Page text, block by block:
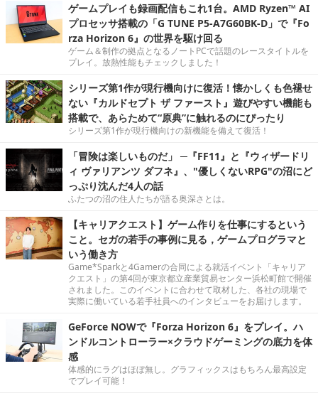
ゲームプレイも録画配信もこれ1台。AMD Ryzen™ AI
プロセッサ搭載の「G TUNE P5-A7G60BK-D」で『Fo
rza Horizon 6』の世界を駆け回る
ゲーム＆制作の拠点となるノートPCで話題のレースタイトルを
プレイ。放熱性能もチェックしました！
シリーズ第1作が現行機向けに復活！懐かしくも色褪せ
ない『カルドセプト ザ ファースト』遊びやすい機能も
搭載で、あらためて“原典”に触れるのにぴったり
シリーズ第1作が現行機向けの新機能を備えて復活！
「冒険は楽しいものだ」 ─『FF11』と『ウィザードリ
ィ ヴァリアンツ ダフネ』、"優しくないRPG"の沼にど
っぷり沈んだ4人の話
ふたつの沼の住人たちが語る奥深さとは。
【キャリアクエスト】ゲーム作りを仕事にするという
こと。セガの若手の事例に見る，ゲームプログラマと
いう働き方
Game*Sparkと4Gamerの合同による就活イベント「キャリア
クエスト」の第4回が東京都立産業貿易センター浜松町館で開催
されました。このイベントに合わせて取材した、各社の現場で
実際に働いている若手社員へのインタビューをお届けします。
GeForce NOWで『Forza Horizon 6』をプレイ。ハ
ンドルコントローラー×クラウドゲーミングの底力を体
感
体感的にラグはほぼ無し。グラフィックスはもちろん最高設定
でプレイ可能！